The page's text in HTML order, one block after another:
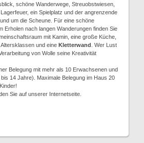
schöne Wanderwege, Streuobstwiesen,
ein Spielplatz und der angrenzende
um die Scheune. Für eine schöne
Erholen nach langen Wanderungen finden Sie
mit Kamin, eine große Küche,
und eine Kletterwand . Wer Lust
von Wolle seine Kreativität
Belegung mit mehr als 10 Erwachsenen und
14 Jahre). Maximale Belegung im Haus 20
Sie auf unserer Internetseite.